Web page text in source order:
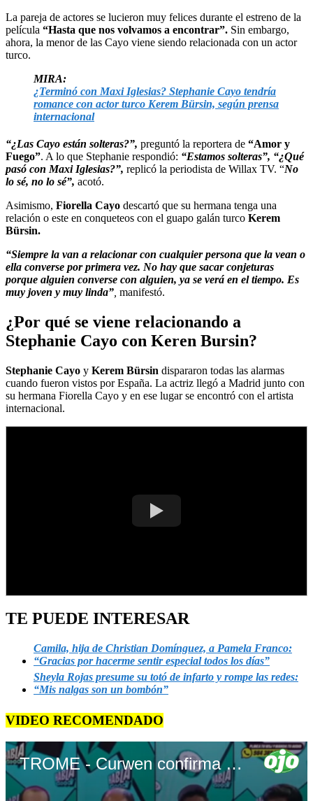
La pareja de actores se lucieron muy felices durante el estreno de la
película “Hasta que nos volvamos a encontrar”. Sin embargo,
ahora, la menor de las Cayo viene siendo relacionada con un actor
turco.
MIRA:
¿Terminó con Maxi Iglesias? Stephanie Cayo tendría
romance con actor turco Kerem Bürsin, según prensa
internacional
“¿Las Cayo están solteras?”, preguntó la reportera de “Amor y
Fuego”. A lo que Stephanie respondió: “Estamos solteras”, “¿Qué
pasó con Maxi Iglesias?”, replicó la periodista de Willax TV. “No
lo sé, no lo sé”, acotó.
Asimismo, Fiorella Cayo descartó que su hermana tenga una
relación o este en conqueteos con el guapo galán turco Kerem
Bürsin.
“Siempre la van a relacionar con cualquier persona que la vean o
ella converse por primera vez. No hay que sacar conjeturas
porque alguien converse con alguien, ya se verá en el tiempo. Es
muy joven y muy linda” manifestó.
¿Por qué se viene relacionando a
Stephanie Cayo con Keren Bursin?
Stephanie Cayo y Kerem Bürsin dispararon todas las alarmas
cuando fueron vistos por España. La actriz llegó a Madrid junto con
su hermana Fiorella Cayo y en ese lugar se encontró con el artista
internacional.
TE PUEDE INTERESAR
Camila, hija de Christian Domínguez, a Pamela Franco:
“Gracias por hacerme sentir especial todos los días”
Sheyla Rojas presume su totó de infarto y rompe las redes:
“Mis nalgas son un bombón”
VIDEO RECOMENDADO
TROME - Curwen confirma matrimonio con Carla Campos-Salazar a menos de un año de relación